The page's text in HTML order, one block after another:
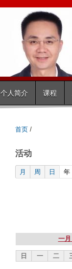
个人简介 课程
首页 /
活动
月 周 日 年
一
日 一 二